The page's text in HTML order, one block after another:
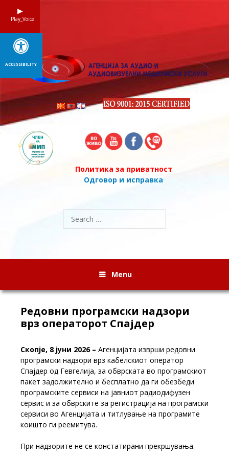
Политика за приватност
Одговор и исправка
Search
for:
Menu
Редовни програмски надзори
врз операторот Спајдер
Скопје, 8 јуни 2026 – Агенцијата изврши редовни
програмски надзори врз кабелскиот оператор
Спајдер од Гевгелија, за обврската во програмскиот
пакет задолжително и бесплатно да ги обезбеди
програмските сервиси на јавниот радиодифузен
сервис и за обврските за регистрација на програмски
сервиси во Агенцијата и титлување на програмите
коишто ги реемитува.
При надзорите не се констатирани прекршувања.
Play_Voice
ACCESSIBILITY